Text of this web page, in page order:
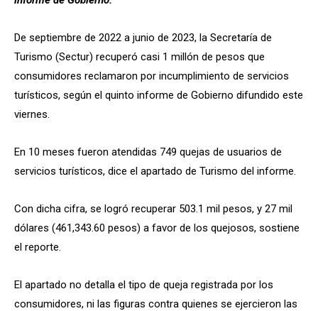
De septiembre de 2022 a junio de 2023, la Secretaría de
Turismo (Sectur) recuperó casi 1 millón de pesos que
consumidores reclamaron por incumplimiento de servicios
turísticos, según el quinto informe de Gobierno difundido este
viernes.
En 10 meses fueron atendidas 749 quejas de usuarios de
servicios turísticos, dice el apartado de Turismo del informe.
Con dicha cifra, se logró recuperar 503.1 mil pesos, y 27 mil
dólares (461,343.60 pesos) a favor de los quejosos, sostiene
el reporte.
El apartado no detalla el tipo de queja registrada por los
consumidores, ni las figuras contra quienes se ejercieron las